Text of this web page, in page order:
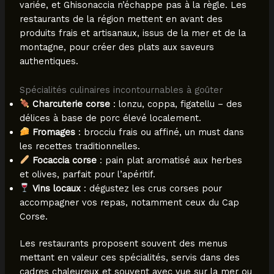
variée, et Ghisonaccia n’échappe pas à la règle. Les
restaurants de la région mettent en avant des
produits frais et artisanaux, issus de la mer et de la
montagne, pour créer des plats aux saveurs
authentiques.
Spécialités culinaires incontournables à goûter
Charcuterie corse : lonzu, coppa, figatellu – des
délices à base de porc élevé localement.
Fromages : brocciu frais ou affiné, un must dans
les recettes traditionnelles.
Focaccia corse : pain plat aromatisé aux herbes
et olives, parfait pour l’apéritif.
Vins locaux : dégustez les crus corses pour
accompagner vos repas, notamment ceux du Cap
Corse.
Les restaurants proposent souvent des menus
mettant en valeur ces spécialités, servis dans des